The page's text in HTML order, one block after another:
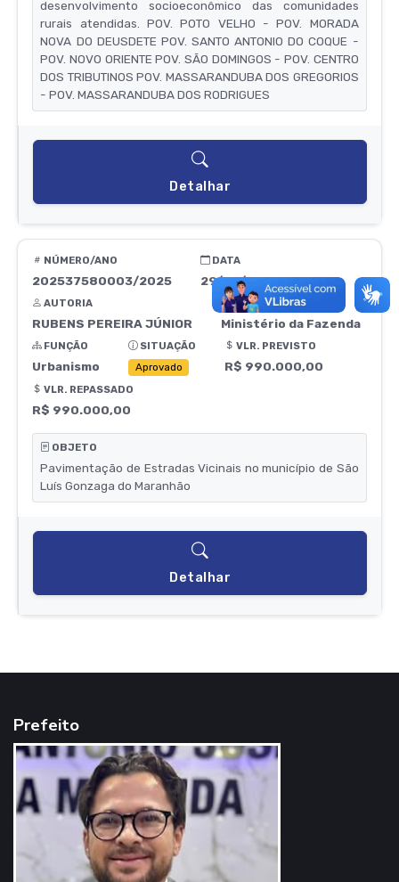
desenvolvimento socioeconômico das comunidades
rurais atendidas. POV. POTO VELHO - POV. MORADA
NOVA DO DEUSDETE POV. SANTO ANTONIO DO COQUE -
POV. NOVO ORIENTE POV. SÃO DOMINGOS - POV. CENTRO
DOS TRIBUTINOS POV. MASSARANDUBA DOS GREGORIOS
- POV. MASSARANDUBA DOS RODRIGUES
Detalhar
NÚMERO/ANO
202537580003/2025
DATA
29/09/2025
AUTORIA
RUBENS PEREIRA JÚNIOR
ORIGEM
Ministério da Fazenda
FUNÇÃO
Urbanismo
SITUAÇÃO
Aprovado
VLR. PREVISTO
R$ 990.000,00
VLR. REPASSADO
R$ 990.000,00
OBJETO
Pavimentação de Estradas Vicinais no município de São
Luís Gonzaga do Maranhão
Detalhar
Prefeito